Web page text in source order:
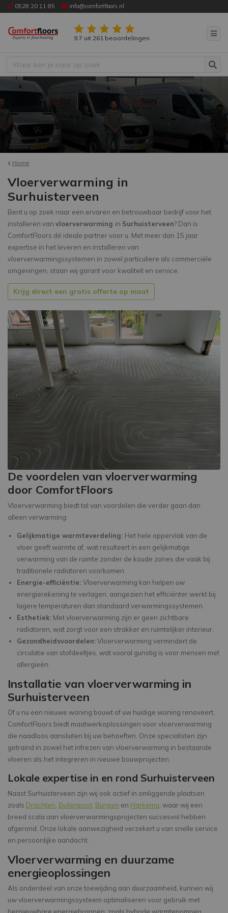
0528 20 11 85 info@comfortfloors.nl
9.7 uit 261 beoordelingen
Home
Vloerverwarming in
Surhuisterveen
Bent u op zoek naar een ervaren en betrouwbaar bedrijf voor het
installeren van vloerverwarming in Surhuisterveen? Dan is
ComfortFloors dé ideale partner voor u. Met meer dan 15 jaar
expertise in het leveren en installeren van
vloerverwarmingssystemen in zowel particuliere als commerciële
omgevingen, staan wij garant voor kwaliteit en service.
Krijg direct een gratis offerte op maat
De voordelen van vloerverwarming
door ComfortFloors
Vloerverwarming biedt tal van voordelen die verder gaan dan
alleen verwarming:
Gelijkmatige warmteverdeling: Het hele oppervlak van de
vloer geeft warmte af, wat resulteert in een gelijkmatige
verwarming van de ruimte zonder de koude zones die vaak bij
traditionele radiatoren voorkomen.
Energie-efficiëntie: Vloerverwarming kan helpen uw
energierekening te verlagen, aangezien het efficiënter werkt bij
lagere temperaturen dan standaard verwarmingssystemen.
Esthetiek: Met vloerverwarming zijn er geen zichtbare
radiatoren, wat zorgt voor een strakker en ruimtelijker interieur.
Gezondheidsvoordelen:Vloerverwarming vermindert de
circulatie van stofdeeltjes, wat vooral gunstig is voor mensen met
allergieën.
Installatie van vloerverwarming in
Surhuisterveen
Of u nu een nieuwe woning bouwt of uw huidige woning renoveert,
ComfortFloors biedt maatwerkoplossingen voor vloerverwarming
die naadloos aansluiten bij uw behoeften. Onze specialisten zijn
getraind in zowel het infrezen van vloerverwarming in bestaande
vloeren als het integreren in nieuwe bouwprojecten.
Lokale expertise in en rond Surhuisterveen
Naast Surhuisterveen zijn wij ook actief in omliggende plaatsen
zoals Drachten Buitenpost Burgum en Harkema , waar wij een
breed scala aan vloerverwarmingsprojecten succesvol hebben
afgerond. Onze lokale aanwezigheid verzekert u van snelle service
en persoonlijke aandacht.
Vloerverwarming en duurzame
energieoplossingen
Als onderdeel van onze toewijding aan duurzaamheid, kunnen wij
uw vloerverwarmingssysteem optimaliseren voor gebruik met